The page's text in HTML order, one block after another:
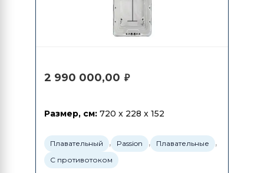
2 990 000,00 ₽
Размер, см: 720 x 228 x 152
Плавательный , Passion , Плавательные ,
С противотоком